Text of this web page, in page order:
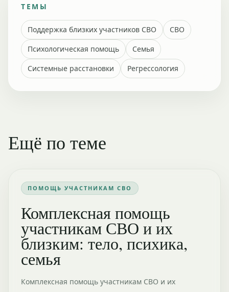
ТЕМЫ
Поддержка близких участников СВО
СВО
Психологическая помощь
Семья
Системные расстановки
Регрессология
Ещё по теме
ПОМОЩЬ УЧАСТНИКАМ СВО
Комплексная помощь
участникам СВО и их
близким: тело, психика,
семья
Комплексная помощь участникам СВО и их